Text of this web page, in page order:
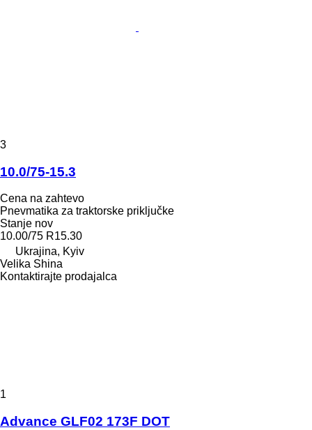
3
10.0/75-15.3
Cena na zahtevo
Pnevmatika za traktorske priključke
Stanje nov
10.00/75 R15.30
Ukrajina, Kyiv
Velika Shina
Kontaktirajte prodajalca
1
Advance GLF02 173F DOT